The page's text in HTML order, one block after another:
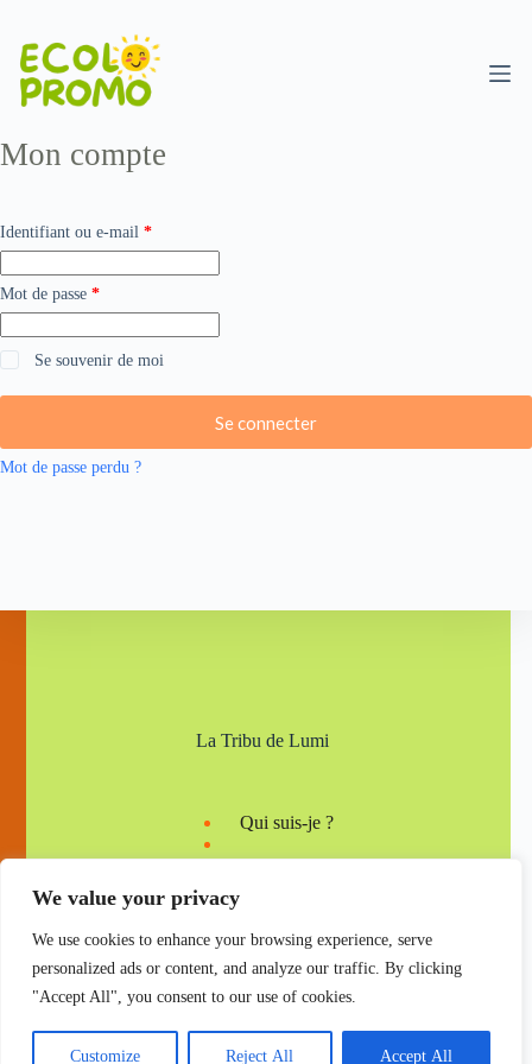
We value your privacy
We use cookies to enhance your browsing experience, serve
personalized ads or content, and analyze our traffic. By clicking
"Accept All", you consent to our use of cookies.
Customize Reject All Accept All
Mon compte
Identifiant ou e-mail *
Mot de passe *
Se souvenir de moi
Se connecter
Mot de passe perdu ?
La Tribu de Lumi
Qui suis-je ?
Mentions légales
Nous contacter
Copyright © 2024 - Ecolopromo par Blocksy